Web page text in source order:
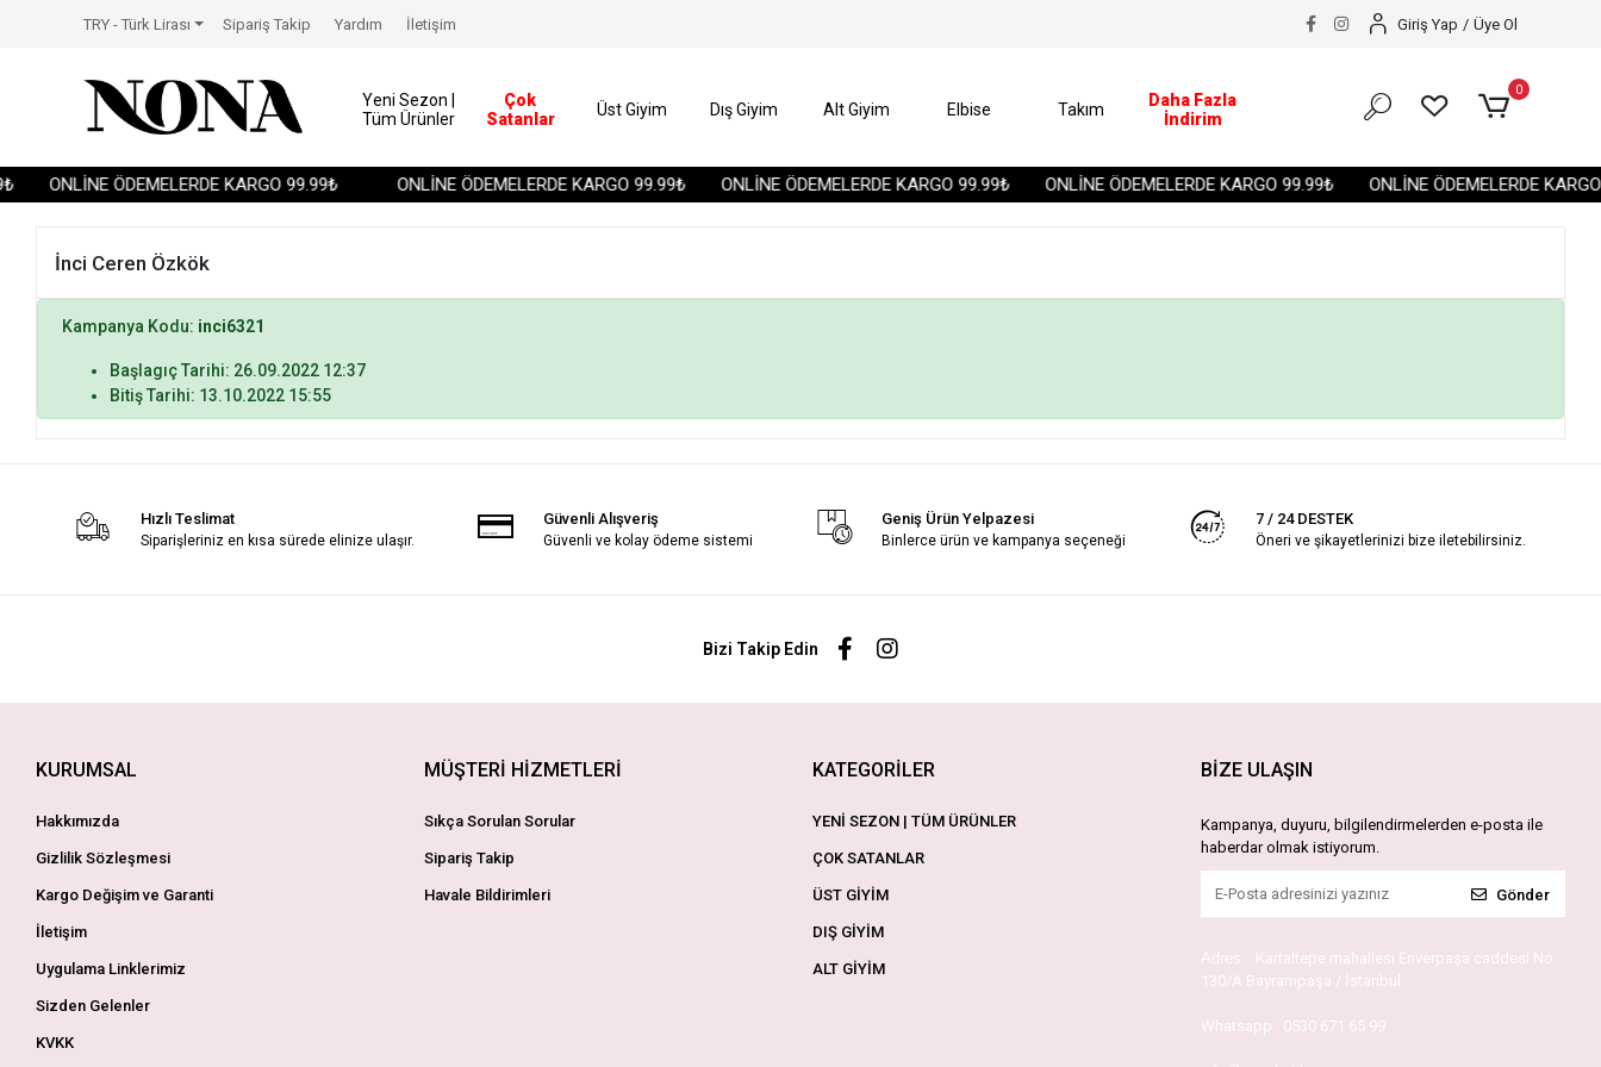
ONLİNE ÖDEMELERDE KARGO 99.99₺ ONLİNE ÖDEMELERDE KARGO 99.99₺ ONLİNE ÖDEMELERDE KARGO 99.99₺ ONLİNE ÖDEMELERDE KARGO 99.99₺ ONLİNE ÖDEMELERDE
TRY - Türk Lirası Sipariş Takip Yardım İletişim Giriş Yap / Üye Ol
Yeni Sezon |
Tüm Ürünler
Çok
Satanlar
Üst Giyim Dış Giyim Alt Giyim Elbise Takım
Daha Fazla
İndirim
0
İnci Ceren Özkök
Kampanya Kodu: inci6321
Başlagıç Tarihi: 26.09.2022 12:37
Bitiş Tarihi: 13.10.2022 15:55
Hızlı Teslimat
Siparişleriniz en kısa sürede elinize ulaşır.
Güvenli Alışveriş
Güvenli ve kolay ödeme sistemi
Geniş Ürün Yelpazesi
Binlerce ürün ve kampanya seçeneği
7 / 24 DESTEK
Öneri ve şikayetlerinizi bize iletebilirsiniz.
Bizi Takip Edin
KURUMSAL
Hakkımızda
Gizlilik Sözleşmesi
Kargo Değişim ve Garanti
İletişim
Uygulama Linklerimiz
Sizden Gelenler
KVKK
MÜŞTERİ HİZMETLERİ
Sıkça Sorulan Sorular
Sipariş Takip
Havale Bildirimleri
KATEGORİLER
YENİ SEZON | TÜM ÜRÜNLER
ÇOK SATANLAR
ÜST GİYİM
DIŞ GİYİM
ALT GİYİM
BİZE ULAŞIN
Kampanya, duyuru, bilgilendirmelerden e-posta ile
haberdar olmak istiyorum.
Gönder
Adres : Kartaltepe mahallesi Enverpaşa caddesi No
130/A Bayrampaşa / İstanbul
Whatsapp : 0530 671 65 99